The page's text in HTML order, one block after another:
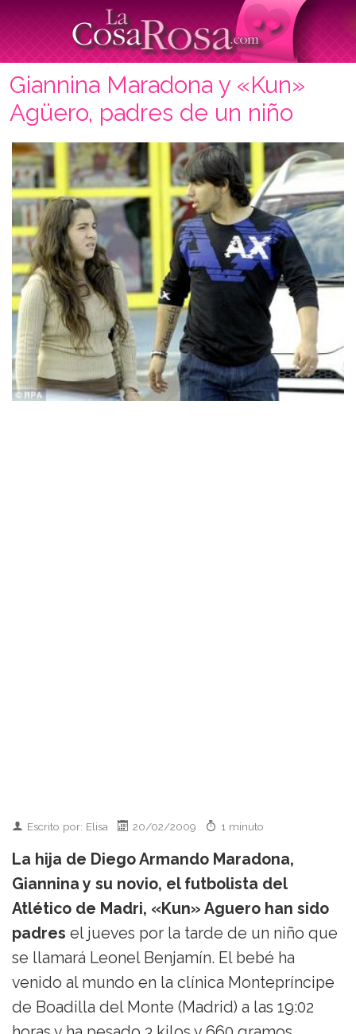
Giannina Maradona y «Kun»
Agüero, padres de un niño
Escrito por: Elisa 20/02/2009 1 minuto
La hija de Diego Armando Maradona,
Giannina y su novio, el futbolista del
Atlético de Madri, «Kun» Aguero han sido
padres el jueves por la tarde de un niño que
se llamará Leonel Benjamín. El bebé ha
venido al mundo en la clínica Montepríncipe
de Boadilla del Monte (Madrid) a las 19:02